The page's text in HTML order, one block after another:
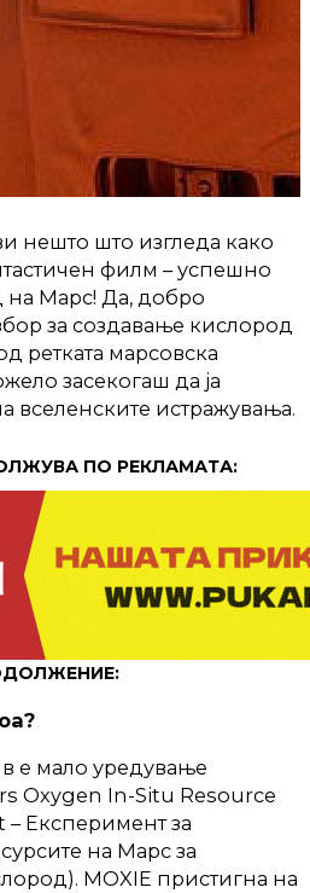
нешто што изгледа како
филм – успешно
Марс! Да, добро
за создавање кислород
ретката марсовска
засекогаш да ja
вселенските истражувања.
ПО РЕКЛАМАТА:
е мало уредување
Oxygen In-Situ Resource
Експеримент за
на Марс за
MOXIE пристигна на